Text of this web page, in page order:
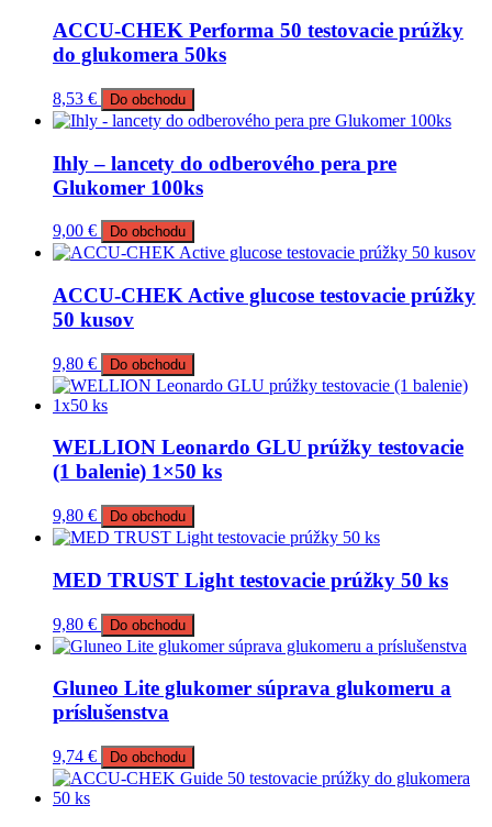
ACCU-CHEK Performa 50 testovacie prúžky
do glukomera 50ks
8,53 € Do obchodu
Ihly – lancety do odberového pera pre
Glukomer 100ks
9,00 € Do obchodu
ACCU-CHEK Active glucose testovacie prúžky
50 kusov
9,80 € Do obchodu
WELLION Leonardo GLU prúžky testovacie
(1 balenie) 1×50 ks
9,80 € Do obchodu
MED TRUST Light testovacie prúžky 50 ks
9,80 € Do obchodu
Gluneo Lite glukomer súprava glukomeru a
príslušenstva
9,74 € Do obchodu